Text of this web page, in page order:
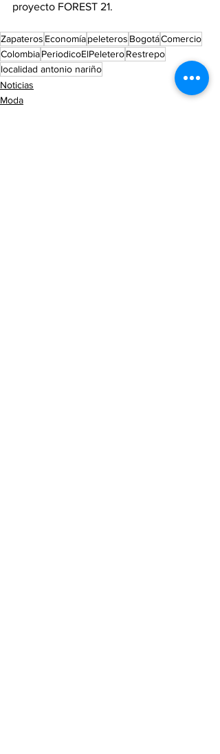
proyecto FOREST 21.
Zapateros Economíapeleteros BogotáComercio
ColombiaPeriodicoElPeleteroRestrepo
localidad antonio nariño
Noticias
Moda